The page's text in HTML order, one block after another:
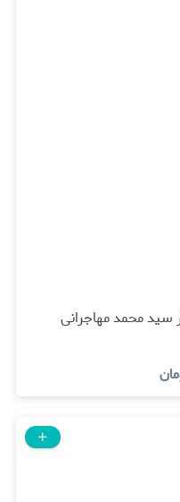
سید محمد مهاجرانی